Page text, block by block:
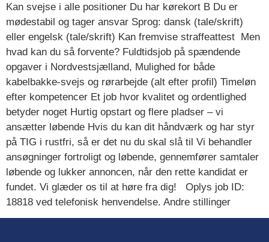
Kan svejse i alle positioner Du har kørekort B Du er
mødestabil og tager ansvar Sprog: dansk (tale/skrift)
eller engelsk (tale/skrift) Kan fremvise straffeattest Men
hvad kan du så forvente? Fuldtidsjob på spændende
opgaver i Nordvestsjælland, Mulighed for både
kabelbakke-svejs og rørarbejde (alt efter profil) Timeløn
efter kompetencer Et job hvor kvalitet og ordentlighed
betyder noget Hurtig opstart og flere pladser – vi
ansætter løbende Hvis du kan dit håndværk og har styr
på TIG i rustfri, så er det nu du skal slå til Vi behandler
ansøgninger fortroligt og løbende, gennemfører samtaler
løbende og lukker annoncen, når den rette kandidat er
fundet. Vi glæder os til at høre fra dig! Oplys job ID:
18818 ved telefonisk henvendelse. Andre stillinger